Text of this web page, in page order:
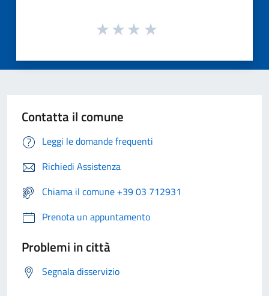
Contatta il comune
Leggi le domande frequenti
Richiedi Assistenza
Chiama il comune +39 03 712931
Prenota un appuntamento
Problemi in città
Segnala disservizio